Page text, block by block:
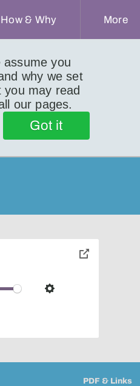
you
why we set
may read
our pages.
Got it
How & Why More
Settings
toggle
PDF & Links